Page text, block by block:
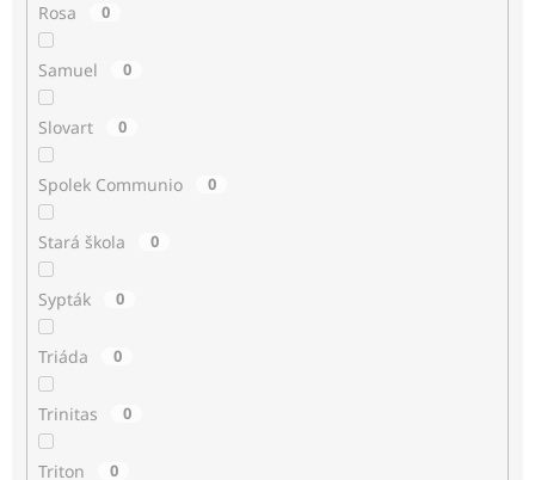
Rosa 0
Samuel 0
Slovart 0
Spolek Communio 0
Stará škola 0
Sypták 0
Triáda 0
Trinitas 0
Triton 0